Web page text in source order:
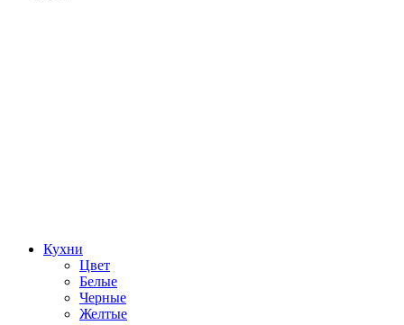
Кухни
Цвет
Белые
Черные
Желтые